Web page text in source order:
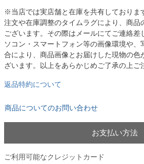
※当店では実店舗と在庫を共有しておりま
注文や在庫調整のタイムラグにより、商品
ございます。その際はメールにてご連絡差
ソコン・スマートフォン等の画像環境や、
合により、商品画像とお届けした現物の色
ざいます。以上をあらかじめご了承の上ご
返品特約について
商品についてのお問い合わせ
お支払い方法
ご利用可能なクレジットカード